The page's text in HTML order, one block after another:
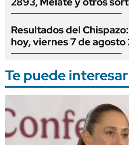
Resultados del
hoy, viernes 7 de agosto
Te puede interesar